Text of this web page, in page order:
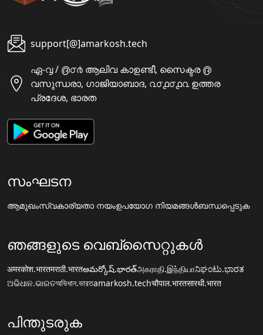
support[@]amarkosh.tech
ഏ-൮ / ൫൦൪ ആലിവ കാഉണ്ടീ, സൈക്ടര ൫
വസുന്ധരാ, ഗാജിയാബാദ, ൨൦൧൦൧൨ ഉത്തര
പ്രദേശ, ഭാരത
സംഘടന
ആമുഖംസ്വകാര്യതാ നയംഉപയോഗ നിയമങ്ങൾബന്ധപ്പെടുക
ഞങ്ങളുടെ വെബ്സൈറ്റുകൾ
अमरकोश.भारतमराठी.भारतఅమర్కోష్.భారత్அகராதி.இந்தியாನಿಘಂಟು.ಭಾರತ
ଅଭିଧାନ.ଭାରତঅভিধান.ভারতamarkosh.techचौपाल.भारतसारथी.भारत
പിന്തുടരുക